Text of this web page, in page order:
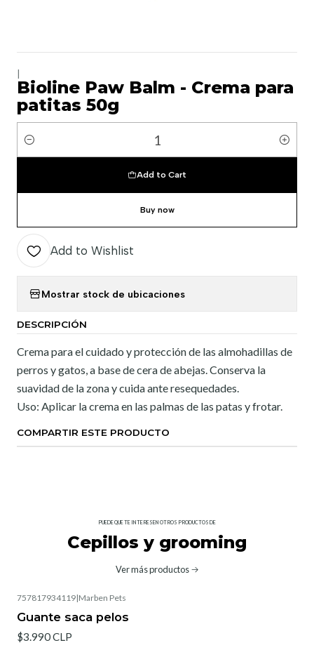
Bioline Paw Balm - Crema para
patitas 50g
Quantity
Add to Cart
Buy now
Add to Wishlist
Mostrar stock de ubicaciones
DESCRIPCIÓN
Crema para el cuidado y protección de las almohadillas de
perros y gatos, a base de cera de abejas. Conserva la
suavidad de la zona y cuida ante resequedades.
Uso: Aplicar la crema en las palmas de las patas y frotar.
COMPARTIR ESTE PRODUCTO
PUEDE QUE TE INTERESEN OTROS PRODUCTOS DE
Cepillos y grooming
Ver más productos
757817934119|Marben Pets
Guante saca pelos
$3.990 CLP